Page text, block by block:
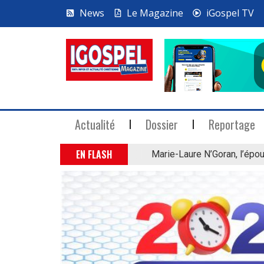
News Le Magazine iGospel TV
Actualité Dossier Reportage
EN FLASH Marie-Laure N’Goran,